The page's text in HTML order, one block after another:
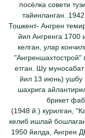
посёлка совети
тайинланган.
Тошкент- Ангрен
йил Ангренга 1700
келган, улар
"Ангреншахтострой"
етган. Шу
йил 13 июнь) ушбу
шахрига
брикет
(1948 й.) курилган,
келиб ишлай
1950 йилда, Ангрен